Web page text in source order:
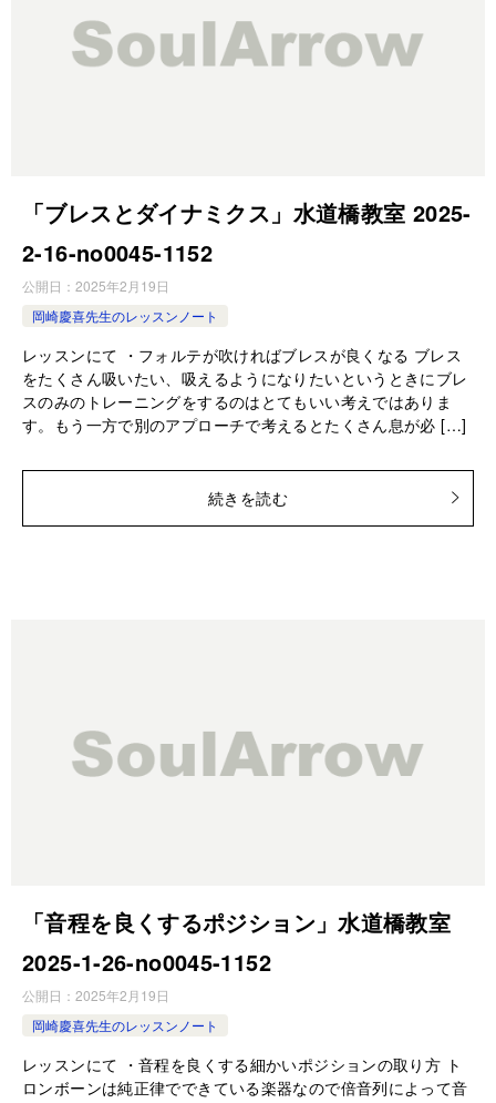
「ブレスとダイナミクス」水道橋教室 2025-
2-16-no0045-1152
公開日： 2025年2月19日
岡崎慶喜先生のレッスンノート
レッスンにて ・フォルテが吹ければブレスが良くなる ブレス
をたくさん吸いたい、吸えるようになりたいというときにブレ
スのみのトレーニングをするのはとてもいい考えではありま
す。もう一方で別のアプローチで考えるとたくさん息が必 […]
続きを読む
「音程を良くするポジション」水道橋教室
2025-1-26-no0045-1152
公開日： 2025年2月19日
岡崎慶喜先生のレッスンノート
レッスンにて ・音程を良くする細かいポジションの取り方 ト
ロンボーンは純正律でできている楽器なので倍音列によって音